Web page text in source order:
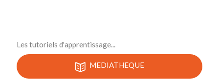
Les tutoriels d'apprentissage...
MEDIATHEQUE